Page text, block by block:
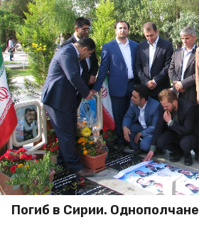
Погиб в Сирии. Однополчане